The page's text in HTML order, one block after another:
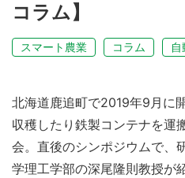
コラム】
スマート農業 コラム
北海道鹿追町で2019年9月に
収穫したり鉄製コンテナを運
会。直後のシンポジウムで、
学理工学部の深尾隆則教授が